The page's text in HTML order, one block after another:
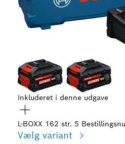
Inkluderet i denne udgave
L-BOXX 162 str. 5
Vælg variant